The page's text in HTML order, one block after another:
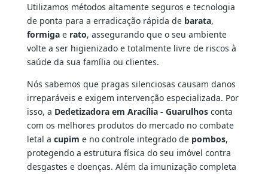
Utilizamos métodos altamente seguros e tecnologia
de ponta para a erradicação rápida de barata,
formigae rato, assegurando que o seu ambiente
volte a ser higienizado e totalmente livre de riscos à
saúde da sua família ou clientes.
Nós sabemos que pragas silenciosas causam danos
irreparáveis e exigem intervenção especializada. Por
isso, a Dedetizadora em Aracília - Guarulhosconta
com os melhores produtos do mercado no combate
letal a cupim e no controle integrado de pombos,
protegendo a estrutura física do seu imóvel contra
desgastes e doenças. Além da imunização completa